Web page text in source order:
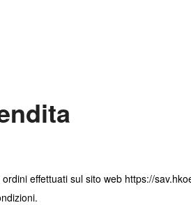
effettuati sul sito web https://